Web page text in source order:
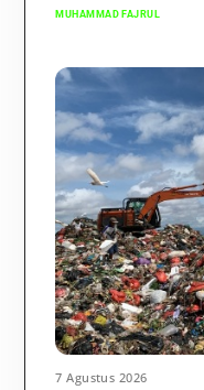
MUHAMMAD FAJRUL
7 Agustus 2026